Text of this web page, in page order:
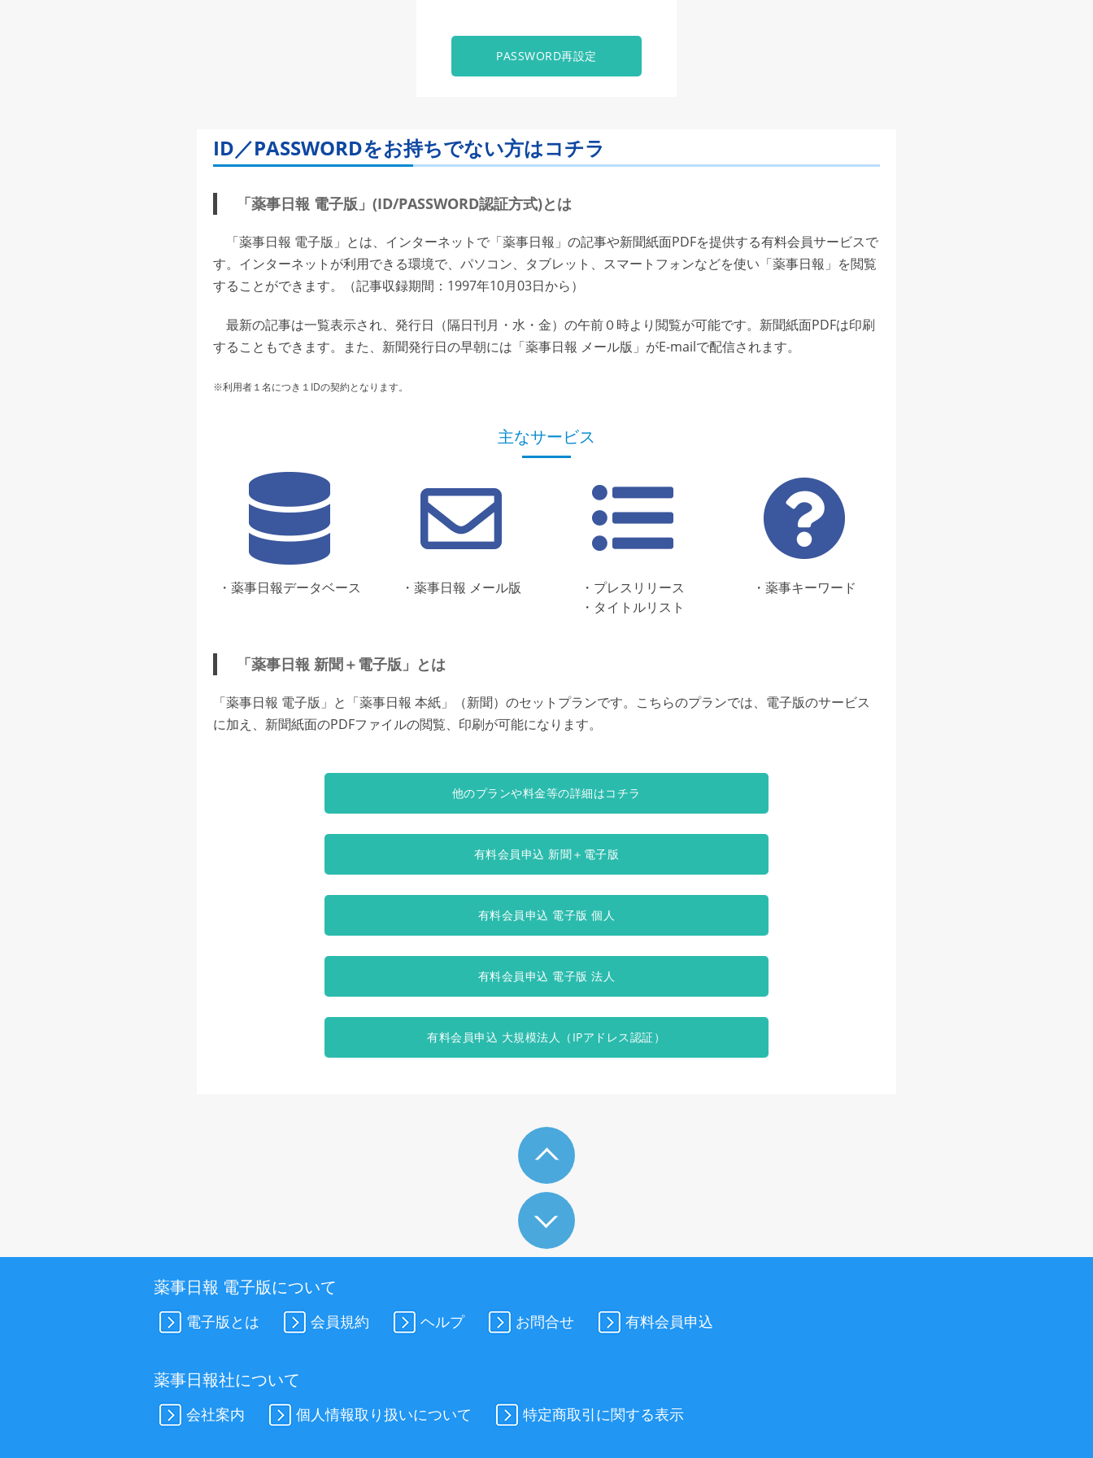
PASSWORD再設定
ID／PASSWORDをお持ちでない方はコチラ
「薬事日報 電子版」(ID/PASSWORD認証方式)とは
「薬事日報 電子版」とは、インターネットで「薬事日報」の記事や新聞紙面PDFを提供する有料会員サービスで
す。インターネットが利用できる環境で、パソコン、タブレット、スマートフォンなどを使い「薬事日報」を閲覧
することができます。（記事収録期間：1997年10月03日から）
最新の記事は一覧表示され、発行日（隔日刊月・水・金）の午前０時より閲覧が可能です。新聞紙面PDFは印刷
することもできます。また、新聞発行日の早朝には「薬事日報 メール版」がE-mailで配信されます。
※利用者１名につき１IDの契約となります。
主なサービス
・薬事日報データベース ・薬事日報 メール版
・プレスリリース
・タイトルリスト
・薬事キーワード
「薬事日報 新聞＋電子版」とは
「薬事日報 電子版」と「薬事日報 本紙」（新聞）のセットプランです。こちらのプランでは、電子版のサービス
に加え、新聞紙面のPDFファイルの閲覧、印刷が可能になります。
他のプランや料金等の詳細はコチラ
有料会員申込 新聞＋電子版
有料会員申込 電子版 個人
有料会員申込 電子版 法人
有料会員申込 大規模法人（IPアドレス認証）
薬事日報 電子版について
電子版とは 会員規約 ヘルプ お問合せ 有料会員申込
薬事日報社について
会社案内 個人情報取り扱いについて 特定商取引に関する表示